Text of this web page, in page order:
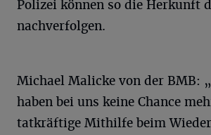
Polizei können so die Herkunft
nachverfolgen.
Michael Malicke von der BMB:
haben bei uns keine Chance
tatkräftige Mithilfe beim